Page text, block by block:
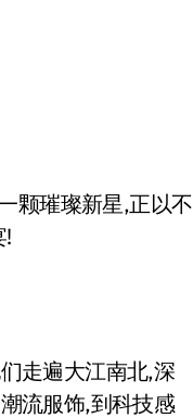
颗璀璨新星,正以不
!
走遍大江南北,深
流服饰,到科技感